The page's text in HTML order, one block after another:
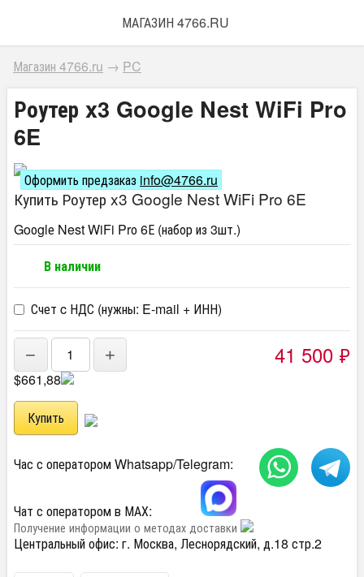
МАГАЗИН 4766.RU
Магазин 4766.ru → PC
Роутер x3 Google Nest WiFi Pro
6E
Оформить предзаказ info@4766.ru
Купить Роутер x3 Google Nest WiFi Pro 6E
Goоglе Nest WiFi Prо 6Е (набор из 3шт.)
В наличии
Счет c НДС (нужны: E-mail + ИНН)
− + 41 500 ₽
$661,88
Час с оператором Whatsapp/Telegram:
Чат с оператором в МАХ:
Получение информации о методах доставки
Центральный офис: г. Москва, Леснорядский, д.18 стр.2